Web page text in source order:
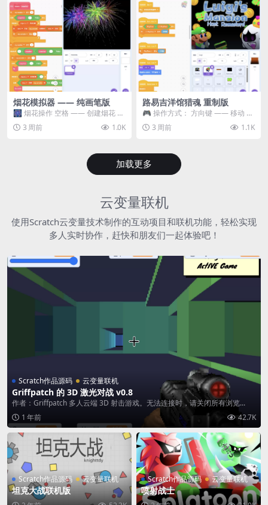
烟花模拟器 —— 纯画笔版
🎆 烟花操作 空格 —— 创建烟花 1
~ 3 —— 切换烟花类型 普通烟花
嘶...3 周前 1.0K
路易吉洋馆猎魂 重制版
🎮 操作方式： 方向键 —— 移动 &
跳跃 空格 —— 打开宝箱 将你...
3 周前 1.1K
加载更多
云变量联机
使用Scratch云变量技术制作的互动项目和联机功能，轻松实现
多人实时协作，赶快和朋友们一起体验吧！
Scratch作品源码 云变量联机
Griffpatch 的 3D 激光对战 v0.8
作者：Griffpatch 多人云端 3D 射击游戏。无法连接时，请关闭所有浏览...
1 年前
42.7K
Scratch作品源码 云变量联机
坦克大战联机版
Scratch作品源码 云变量联机
喷射战士